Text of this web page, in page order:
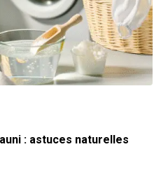
: astuces naturelles